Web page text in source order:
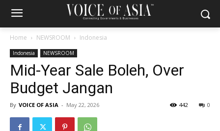
Home NEWSROOM Indonesia
Indonesia NEWSROOM
Mid-Year Sale Boleh, Over
Budget Jangan
By VOICE OF ASIA - May 22, 2026 0
442